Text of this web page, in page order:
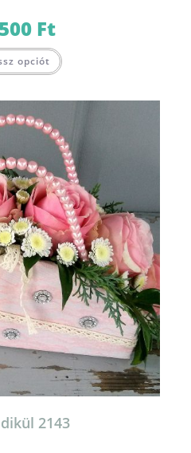
Ft
opciót
2143